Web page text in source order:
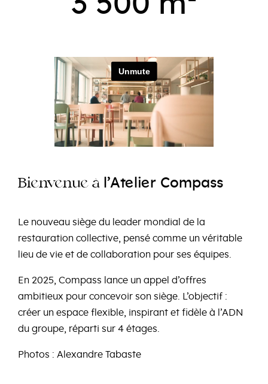
Bienvenue à l’Ate lier Compass
Le nouveau siège du leader mondial de la
restauration collective, pensé comme un véritable
lieu de vie et de collaboration pour ses équipes.
En 2025, Compass lance un appel d’offres
ambitieux pour concevoir son siège. L’objectif :
créer un espace flexible, inspirant et fidèle à l’ADN
du groupe, réparti sur 4 étages.
Photos : Alexandre Tabaste